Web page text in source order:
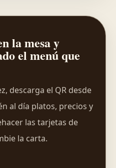
la mesa y
el menú que
descarga el QR desde
al día platos, precios y
las tarjetas de
la carta.